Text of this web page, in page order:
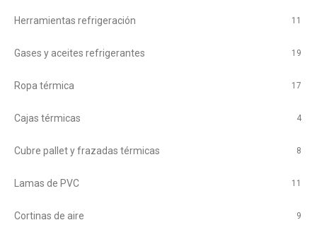
Herramientas refrigeración 11
Gases y aceites refrigerantes 19
Ropa térmica 17
Cajas térmicas 4
Cubre pallet y frazadas térmicas 8
Lamas de PVC 11
Cortinas de aire 9